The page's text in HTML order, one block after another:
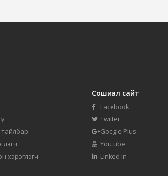
тайлбар
хэрэглэгч
Сошиал сайт
Facebook
Twitter
Google Plus
Youtube
Linked In